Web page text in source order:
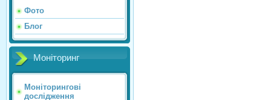
Фото
Блог
Моніторинг
Моніторингові
дослідження